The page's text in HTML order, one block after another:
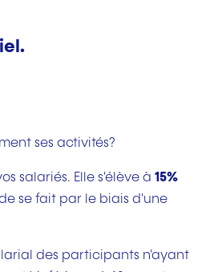
ses activités?
salariés. Elle s'élève à 15%
se fait par le biais d'une
des participants n'ayant